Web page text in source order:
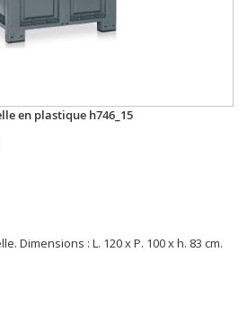
en plastique h746_15
Dimensions : L. 120 x P. 100 x h. 83 cm.